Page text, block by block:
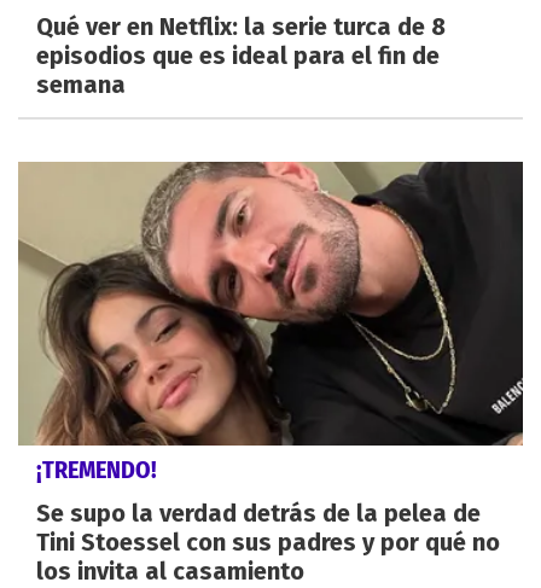
Qué ver en Netflix: la serie turca de 8
episodios que es ideal para el fin de
semana
¡TREMENDO!
Se supo la verdad detrás de la pelea de
Tini Stoessel con sus padres y por qué no
los invita al casamiento